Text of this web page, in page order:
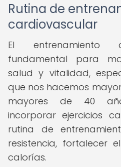
Rutina de
cardiovascular
El entrenamiento
fundamental para
salud y vitalidad,
que nos hacemos
mayores de 40
incorporar ejercicios
rutina de
resistencia, fortalecer
calorías.